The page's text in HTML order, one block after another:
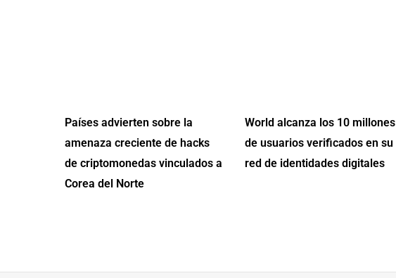
Países advierten sobre la
amenaza creciente de hacks
de criptomonedas vinculados a
Corea del Norte
World alcanza los 10 millones
de usuarios verificados en su
red de identidades digitales